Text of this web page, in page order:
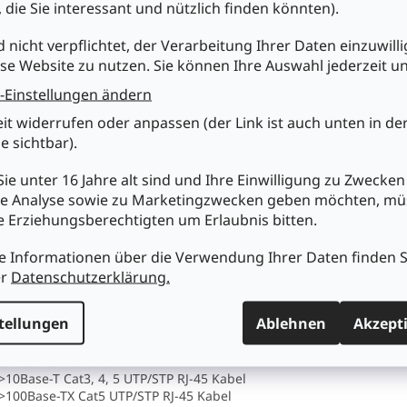
die Sie interessant und nützlich finden könnten).
nicht verpflichtet, der Verarbeitung Ihrer Daten
Website zu nutzen. Sie können Ihre Auswahl jederzeit
Einstellungen ändern
widerrufen oder anpassen (der Link ist auch unten in
sichtbar).
unter 16 Jahre alt sind und Ihre Einwilligung zu
Analyse sowie zu Marketingzwecken geben möchten,
Erziehungsberechtigten um Erlaubnis bitten.
Informationen über die Verwendung Ihrer Daten finden
Datenschutzerklärung.
Ablehnen
MDI/MDI-X Unterstützung auf allen Ports
and forward switching Architektur
halb Duplex
802.3x Flowkontrolle für Vollduplex
Paketverlust bei Halbduplex
Filterraten: 148.800 pps (100 Mbps), 14.880 pps (10 Mbps)
1024 MAC Adresseinträge
Zwischenspeicher
für Power, Link/Aktivität,Voll- und Halbduplex
Metallgehäuse
Garantie
5-Port Fast Ethernet Office Switch, Netzteil, Handbuch
Daten :
802.3 (10Base-T Ethernet)
802.3u (100Base-TX Fast Ethernet)
802.3x (Flow Control, für Voll-Duplex Modus)
802.3az (Energy Efficient Ethernet)
T Cat3, 4, 5 UTP/STP RJ-45 Kabel
TX Cat5 UTP/STP RJ-45 Kabel